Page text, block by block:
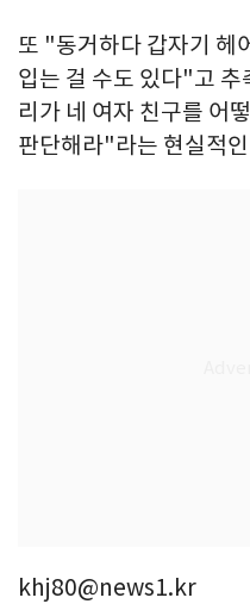
또 "동거하다 갑자기 헤
입는 걸 수도 있다"고
리가 네 여자 친구를 어
판단해라"라는 현실적
khj80@news1.kr